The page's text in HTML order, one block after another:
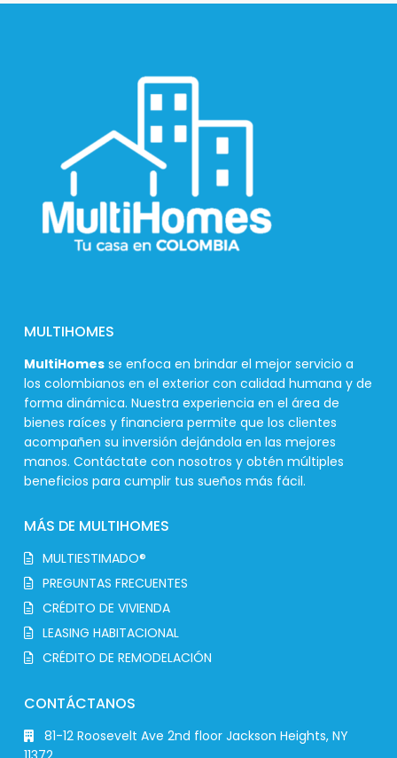
MULTIHOMES
MultiHomes se enfoca en brindar el mejor servicio a
los colombianos en el exterior con calidad humana y de
forma dinámica. Nuestra experiencia en el área de
bienes raíces y financiera permite que los clientes
acompañen su inversión dejándola en las mejores
manos. Contáctate con nosotros y obtén múltiples
beneficios para cumplir tus sueños más fácil.
MÁS DE MULTIHOMES
MULTIESTIMADO®
PREGUNTAS FRECUENTES
CRÉDITO DE VIVIENDA
LEASING HABITACIONAL
CRÉDITO DE REMODELACIÓN
CONTÁCTANOS
81-12 Roosevelt Ave 2nd floor Jackson Heights, NY